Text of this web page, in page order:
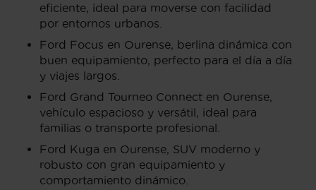
eficiente, ideal para moverse con facilidad
por entornos urbanos.
Ford Focus en Ourense, berlina dinámica con
buen equipamiento, perfecto para el día a día
y viajes largos.
Ford Grand Tourneo Connect en Ourense,
vehículo espacioso y versátil, ideal para
familias o transporte profesional.
Ford Kuga en Ourense, SUV moderno y
robusto con gran equipamiento y
comportamiento dinámico.